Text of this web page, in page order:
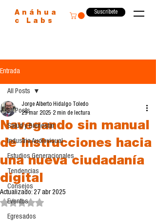
Anáhua
c Labs
Suscríbete
Entrada
All Posts
Salud y Bienestar
Industria Audiovisual
Estudios Generacionales
Tendencias
Consejos
Eventos
Egresados
All Posts
Navegando sin manual
de instrucciones hacia
una nueva ciudadanía
digital
Jorge Alberto Hidalgo Toledo
29 mar 2025 2 min de lectura
Actualizado: 27 abr 2025
Obtuvo NaN de 5 estrellas.